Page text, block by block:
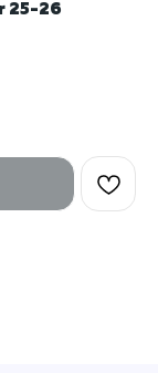
25-26